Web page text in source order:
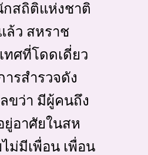
สถิติแห่งชาติ
ล้ว สหราช
ทศที่โดดเดี่ยว
รสำรวจดัง
ขว่า มีผู้คนถึง
ยู่อาศัยในสห
ม่มีเพื่อน เพื่อน